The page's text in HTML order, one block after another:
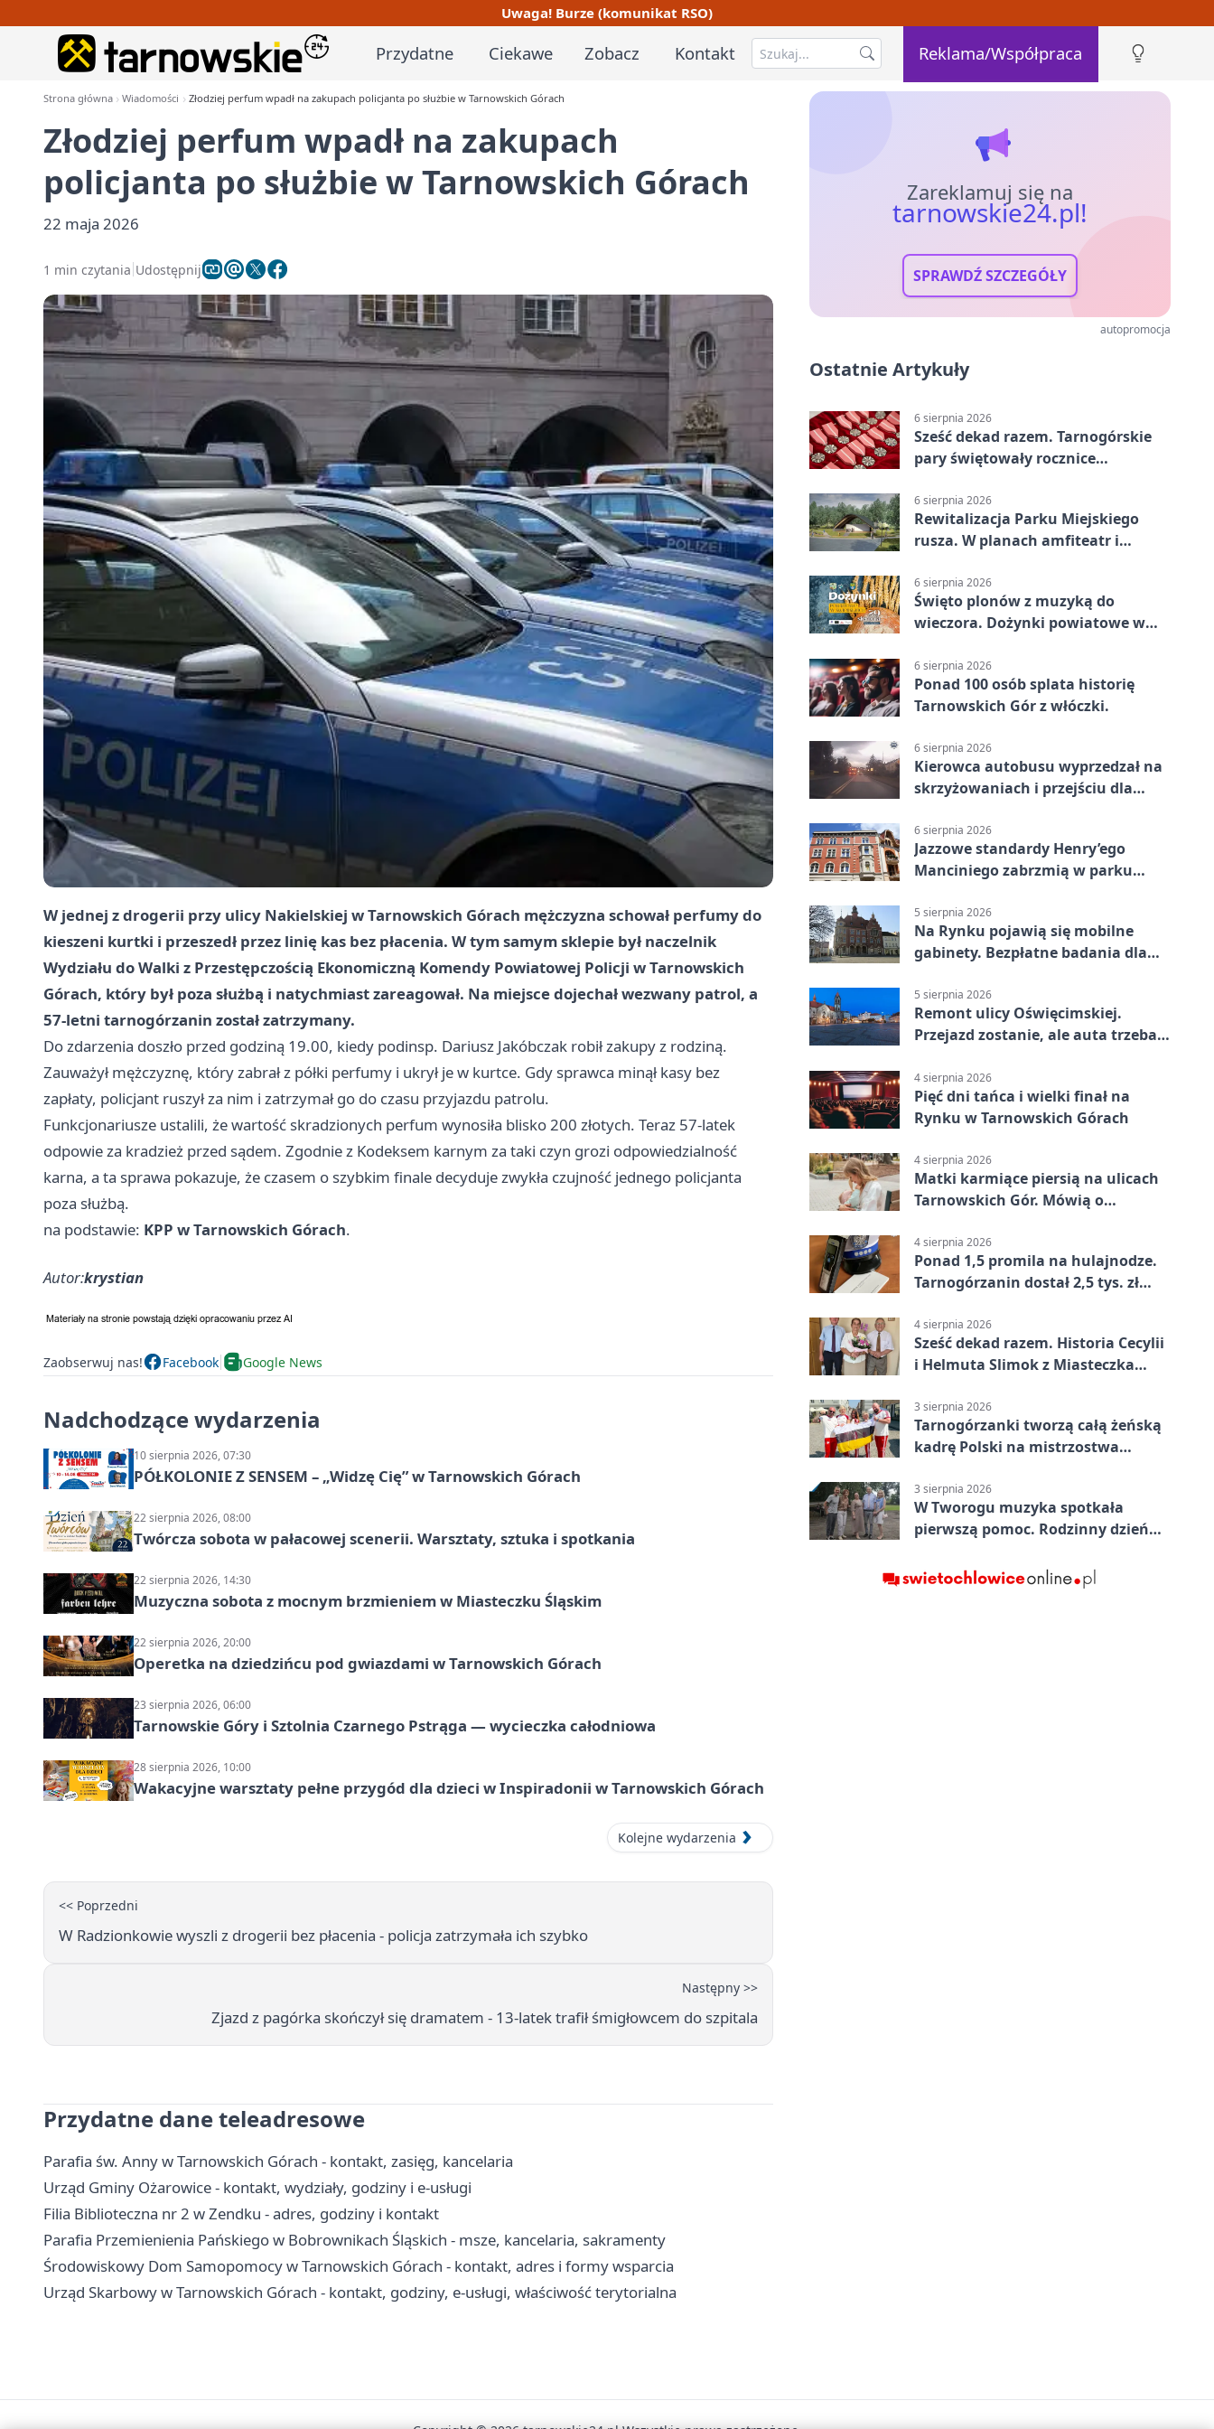
Uwaga! Burze (komunikat RSO)
Przydatne Ciekawe Zobacz Kontakt Reklama/Współpraca
Strona główna Wiadomości Złodziej perfum wpadł na zakupach policjanta po służbie w Tarnowskich Górach
Złodziej perfum wpadł na zakupach
policjanta po służbie w Tarnowskich Górach
22 maja 2026
1 min czytania Udostępnij
W jednej z drogerii przy ulicy Nakielskiej w Tarnowskich Górach mężczyzna schował perfumy do
kieszeni kurtki i przeszedł przez linię kas bez płacenia. W tym samym sklepie był naczelnik
Wydziału do Walki z Przestępczością Ekonomiczną Komendy Powiatowej Policji w Tarnowskich
Górach, który był poza służbą i natychmiast zareagował. Na miejsce dojechał wezwany patrol, a
57-letni tarnogórzanin został zatrzymany.
Do zdarzenia doszło przed godziną 19.00, kiedy podinsp. Dariusz Jakóbczak robił zakupy z rodziną.
Zauważył mężczyznę, który zabrał z półki perfumy i ukrył je w kurtce. Gdy sprawca minął kasy bez
zapłaty, policjant ruszył za nim i zatrzymał go do czasu przyjazdu patrolu.
Funkcjonariusze ustalili, że wartość skradzionych perfum wynosiła blisko 200 złotych. Teraz 57-latek
odpowie za kradzież przed sądem. Zgodnie z Kodeksem karnym za taki czyn grozi odpowiedzialność
karna, a ta sprawa pokazuje, że czasem o szybkim finale decyduje zwykła czujność jednego policjanta
poza służbą.
na podstawie: KPP w Tarnowskich Górach.
Autor:krystian
Zaobserwuj nas! Facebook Google News
Nadchodzące wydarzenia
10 sierpnia 2026, 07:30
PÓŁKOLONIE Z SENSEM – „Widzę Cię” w Tarnowskich Górach
22 sierpnia 2026, 08:00
Twórcza sobota w pałacowej scenerii. Warsztaty, sztuka i spotkania
22 sierpnia 2026, 14:30
Muzyczna sobota z mocnym brzmieniem w Miasteczku Śląskim
22 sierpnia 2026, 20:00
Operetka na dziedzińcu pod gwiazdami w Tarnowskich Górach
23 sierpnia 2026, 06:00
Tarnowskie Góry i Sztolnia Czarnego Pstrąga — wycieczka całodniowa
28 sierpnia 2026, 10:00
Wakacyjne warsztaty pełne przygód dla dzieci w Inspiradonii w Tarnowskich Górach
Kolejne wydarzenia
<< Poprzedni
W Radzionkowie wyszli z drogerii bez płacenia - policja zatrzymała ich szybko
Następny >>
Zjazd z pagórka skończył się dramatem - 13-latek trafił śmigłowcem do szpitala
Przydatne dane teleadresowe
Parafia św. Anny w Tarnowskich Górach - kontakt, zasięg, kancelaria
Urząd Gminy Ożarowice - kontakt, wydziały, godziny i e-usługi
Filia Biblioteczna nr 2 w Zendku - adres, godziny i kontakt
Parafia Przemienienia Pańskiego w Bobrownikach Śląskich - msze, kancelaria, sakramenty
Środowiskowy Dom Samopomocy w Tarnowskich Górach - kontakt, adres i formy wsparcia
Urząd Skarbowy w Tarnowskich Górach - kontakt, godziny, e-usługi, właściwość terytorialna
Zareklamuj się na
tarnowskie24.pl!
SPRAWDŹ SZCZEGÓŁY
autopromocja
Ostatnie Artykuły
6 sierpnia 2026
Sześć dekad razem. Tarnogórskie
pary świętowały rocznice
6 sierpnia 2026
Rewitalizacja Parku Miejskiego
rusza. W planach amfiteatr i
6 sierpnia 2026
Święto plonów z muzyką do
wieczora. Dożynki powiatowe w
6 sierpnia 2026
Ponad 100 osób splata historię
Tarnowskich Gór z włóczki.
6 sierpnia 2026
Kierowca autobusu wyprzedzał na
skrzyżowaniach i przejściu dla
6 sierpnia 2026
Jazzowe standardy Henry’ego
Manciniego zabrzmią w parku
5 sierpnia 2026
Na Rynku pojawią się mobilne
gabinety. Bezpłatne badania dla
5 sierpnia 2026
Remont ulicy Oświęcimskiej.
Przejazd zostanie, ale auta trzeba
4 sierpnia 2026
Pięć dni tańca i wielki finał na
Rynku w Tarnowskich Górach
4 sierpnia 2026
Matki karmiące piersią na ulicach
Tarnowskich Gór. Mówią o
4 sierpnia 2026
Ponad 1,5 promila na hulajnodze.
Tarnogórzanin dostał 2,5 tys. zł
4 sierpnia 2026
Sześć dekad razem. Historia Cecylii
i Helmuta Slimok z Miasteczka
3 sierpnia 2026
Tarnogórzanki tworzą całą żeńską
kadrę Polski na mistrzostwa
3 sierpnia 2026
W Tworogu muzyka spotkała
pierwszą pomoc. Rodzinny dzień